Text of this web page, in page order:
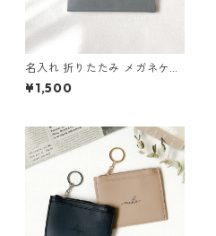
名入れ 折りたたみ メガネケー
ス / 眼鏡ケース 小物ケース マ
グネット 母の日 父の日
¥1,500